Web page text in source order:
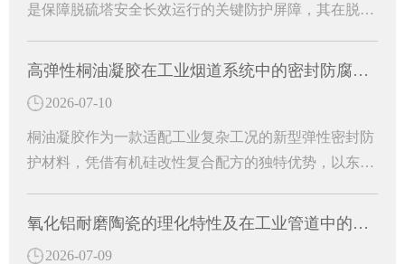
是保障脱硫塔安全长效运行的关键防护屏障，其在脱硫
构适配与运维降本等多个方面。
高弹性桐油凝胶在工业烟道系统中的密封防腐研究
2026-07-10
桐油凝胶作为一款适配工业复杂工况的新型弹性密封防
护材料，凭借有机硅改性复合配方的独特优势，以东臻
运行中的各类病害难题。
氧化铝耐磨陶瓷的理化特性及在工业管道中的防护作用
2026-07-09